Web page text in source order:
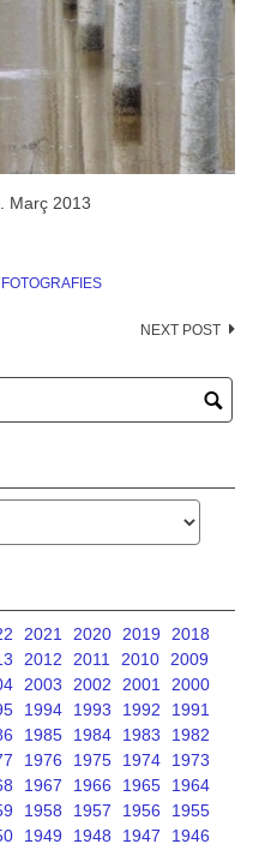
Març 2013
FOTOGRAFIES
NEXT POST
2021 2020 2019
2018
2012 2011 2010
2009
2003 2002 2001
2000
1994 1993 1992
1991
1985 1984 1983
1982
1976 1975 1974
1973
1967 1966 1965
1964
1958 1957 1956
1955
1949 1948 1947
1946